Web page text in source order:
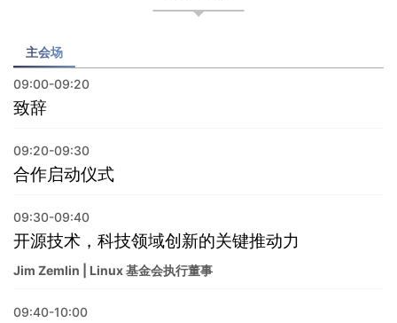
主会场
09:00-09:20
致辞
09:20-09:30
合作启动仪式
09:30-09:40
开源技术，科技领域创新的关键推动力
Jim Zemlin | Linux 基金会执行董事
09:40-10:00